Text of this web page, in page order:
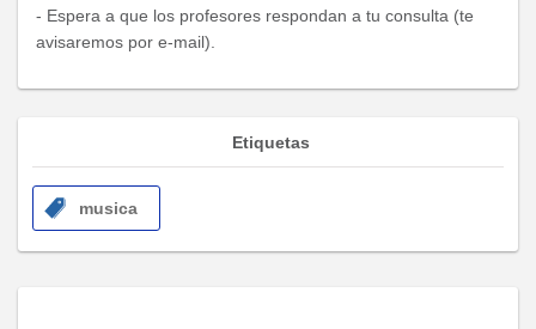
- Espera a que los profesores respondan a tu consulta (te
avisaremos por e-mail).
Etiquetas
musica